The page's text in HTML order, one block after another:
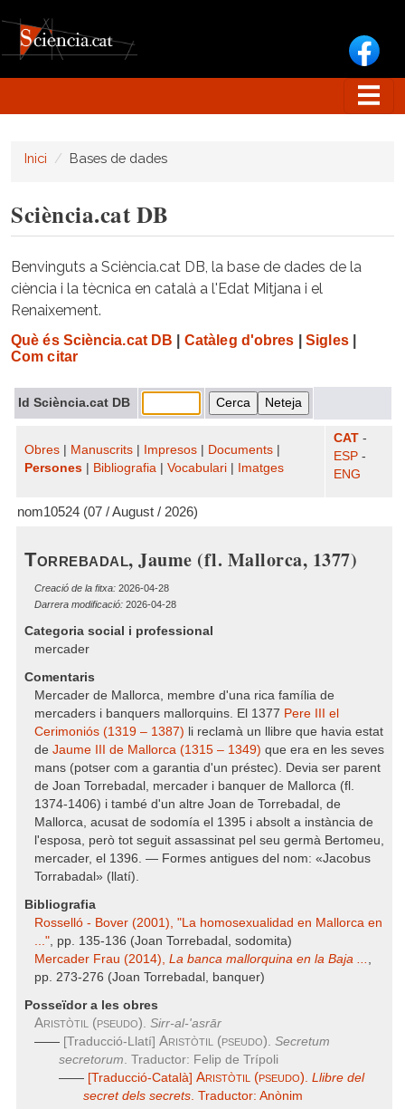
Inici Bases de dades
Sciència.cat DB
Benvinguts a Sciència.cat DB, la base de dades de la
ciència i la tècnica en català a l'Edat Mitjana i el
Renaixement.
Què és Sciència.cat DB Catàleg d'obres Sigles|
Com citar
Id Sciència.cat DB
Obres Manuscrits Impresos Documents
Persones
Bibliografia Vocabulari Imatges
CAT -
ESP -
ENG
nom10524 (07 / August / 2026)
Torrebadal, Jaume (fl. Mallorca, 1377)
Creació de la fitxa: 2026-04-28
Darrera modificació: 2026-04-28
Categoria social i professional
mercader
Comentaris
Mercader de Mallorca, membre d'una rica família de
mercaders i banquers mallorquins. El 1377 Pere III el
Cerimoniós (1319 – 1387) li reclamà un llibre que havia estat
de Jaume III de Mallorca (1315 – 1349) que era en les seves
mans (potser com a garantia d'un préstec). Devia ser parent
de Joan Torrebadal, mercader i banquer de Mallorca (fl.
1374-1406) i també d'un altre Joan de Torrebadal, de
Mallorca, acusat de sodomía el 1395 i absolt a instància de
l'esposa, però tot seguit assassinat pel seu germà Bertomeu,
mercader, el 1396. — Formes antigues del nom: «Jacobus
Torrabadal» (llatí).
Bibliografia
Rosselló - Bover (2001), "La homosexualidad en Mallorca en
...", pp. 135-136 (Joan Torrebadal, sodomita)
Mercader Frau (2014), La banca mallorquina en la Baja ... ,
pp. 273-276 (Joan Torrebadal, banquer)
Posseïdor a les obres
Aristòtil (pseudo). Sirr-al-'asrār
—— [Traducció-Llatí] Aristòtil (pseudo). Secretum
secretorum. Traductor: Felip de Trípoli
—— [Traducció-Català] Aristòtil (pseudo). Llibre del
secret dels secrets. Traductor: Anònim